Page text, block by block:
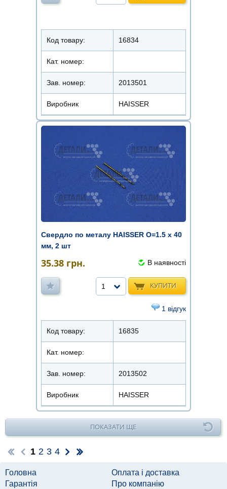
Код товару: 16834
Кат. номер:
Зав. номер: 2013501
Виробник HAISSER
Свердло по металу HAISSER O=1.5 х 40
мм, 2 шт
35.38 грн. В наявності
КУПИТИ
1
1 відгук
Код товару: 16835
Кат. номер:
Зав. номер: 2013502
Виробник HAISSER
ПОКАЗАТИ ЩЕ
1 2 3 4
Головна
Оплата і доставка
Гарантія
Про компанію